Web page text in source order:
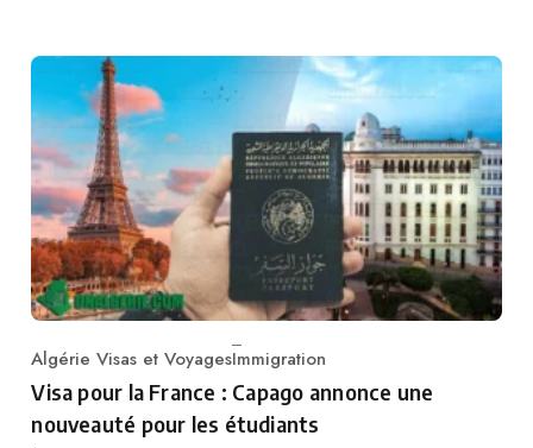
Category
Algérie Visas et VoyagesImmigration
Visa pour la France : Capago annonce une
nouveauté pour les étudiants